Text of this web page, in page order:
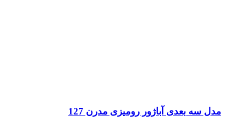
مدل سه بعدی آباژور رومیزی مدرن 127